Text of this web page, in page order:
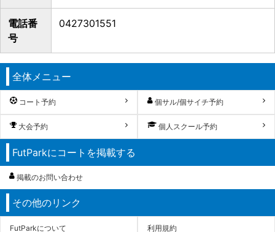
電話番
号
0427301551
全体メニュー
コート予約 個サル/個サイチ予約
大会予約 個人スクール予約
FutParkにコートを掲載する
掲載のお問い合わせ
その他のリンク
FutParkについて 利用規約